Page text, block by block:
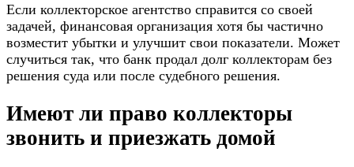
Если коллекторское агентство справится со своей
задачей, финансовая организация хотя бы частично
возместит убытки и улучшит свои показатели. Может
случиться так, что банк продал долг коллекторам без
решения суда или после судебного решения.
Имеют ли право коллекторы
звонить и приезжать домой